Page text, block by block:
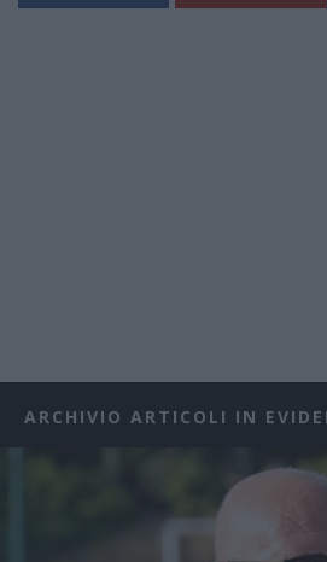
ARCHIVIO ARTICOLI IN